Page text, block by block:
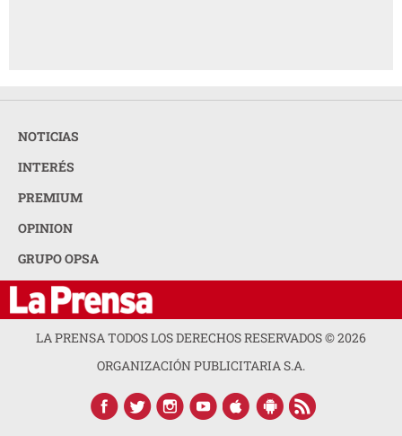
NOTICIAS
INTERÉS
PREMIUM
OPINION
GRUPO OPSA
LA PRENSA TODOS LOS DERECHOS RESERVADOS ©2026
ORGANIZACIÓN PUBLICITARIA S.A.